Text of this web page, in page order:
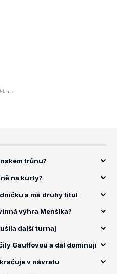
trůnu?
na kurty?
a má druhý titul
výhra Menšíka?
další turnaj
Gauffovou a dál dominují
v návratu